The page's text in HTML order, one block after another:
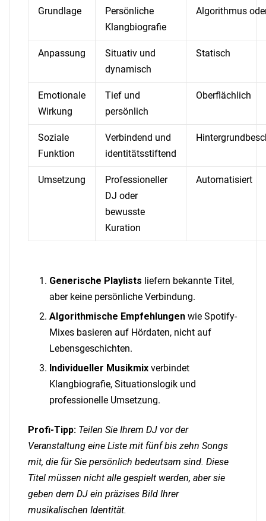
Grundlage
Persönliche
Klangbiografie
Algorithmus
Anpassung
Situativ und
dynamisch
Statisch
Emotionale
Wirkung
Tief und
persönlich
Oberflächlich
Soziale
Funktion
Verbindend und
identitätsstiftend
Umsetzung
Professioneller
DJ oder
bewusste
Kuration
Automatisiert
Generische Playlists liefern bekannte Titel,
aber keine persönliche Verbindung.
Algorithmische Empfehlungen wie Spotify-
Mixes basieren auf Hördaten, nicht auf
Lebensgeschichten.
Individueller Musikmix verbindet
Klangbiografie, Situationslogik und
professionelle Umsetzung.
Profi-Tipp: Teilen Sie Ihrem DJ vor der
Veranstaltung eine Liste mit fünf bis zehn Songs
mit, die für Sie persönlich bedeutsam sind. Diese
Titel müssen nicht alle gespielt werden, aber sie
geben dem DJ ein präzises Bild Ihrer
musikalischen Identität.